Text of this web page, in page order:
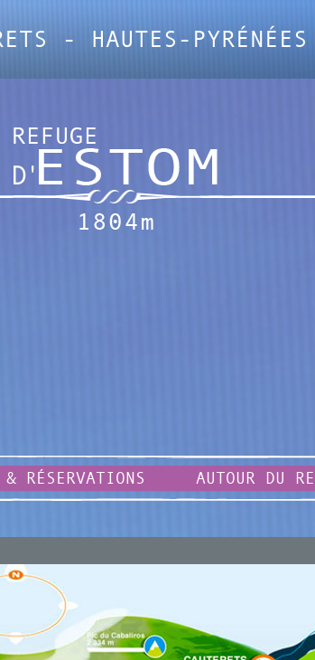
- HAUTES-PYRÉNÉES
RÉSERVATIONS
AUTOUR DU